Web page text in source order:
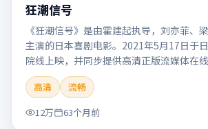
狂潮信号
《狂潮信号》是由霍建起执导，刘亦菲、
主演的日本喜剧电影。2021年5月17日于
院线上映，并同步提供高清正版流媒体在
点：笑点自然生活化，轻松解压，适合全家
看。本片适合检索「狂潮信号」「霍建起」
本」「2021」「2021-05-17上映」等关键
与主创信息。
高清
流畅
12万
63个月前